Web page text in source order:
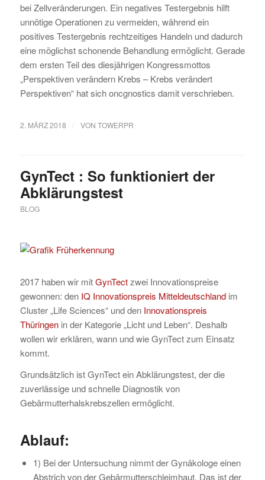
bei Zellveränderungen. Ein negatives Testergebnis hilft
unnötige Operationen zu vermeiden, während ein
positives Testergebnis rechtzeitiges Handeln und dadurch
eine möglichst schonende Behandlung ermöglicht. Gerade
dem ersten Teil des diesjährigen Kongressmottos
„Perspektiven verändern Krebs – Krebs verändert
Perspektiven“ hat sich oncgnostics damit verschrieben.
2. MÄRZ 2018 / VON TOWERPR
GynTect : So funktioniert der
Abklärungstest
BLOG
2017 haben wir mitGynTectzwei Innovationspreise
gewonnen: den IQ Innovationspreis Mitteldeutschlandim
Cluster „Life Sciences“ und den Innovationspreis
Thüringenin der Kategorie „Licht und Leben“. Deshalb
wollen wir erklären, wann und wie GynTect zum Einsatz
kommt.
Grundsätzlich ist GynTect ein Abklärungstest, der die
zuverlässige und schnelle Diagnostik von
Gebärmutterhalskrebszellen ermöglicht.
Ablauf:
1) Bei der Untersuchung nimmt der Gynäkologe einen
Abstrich von der Gebärmutterschleimhaut. Das ist der